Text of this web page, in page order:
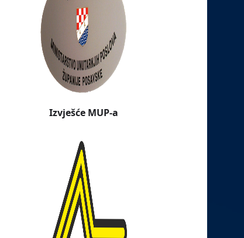
Izvješće MUP-a